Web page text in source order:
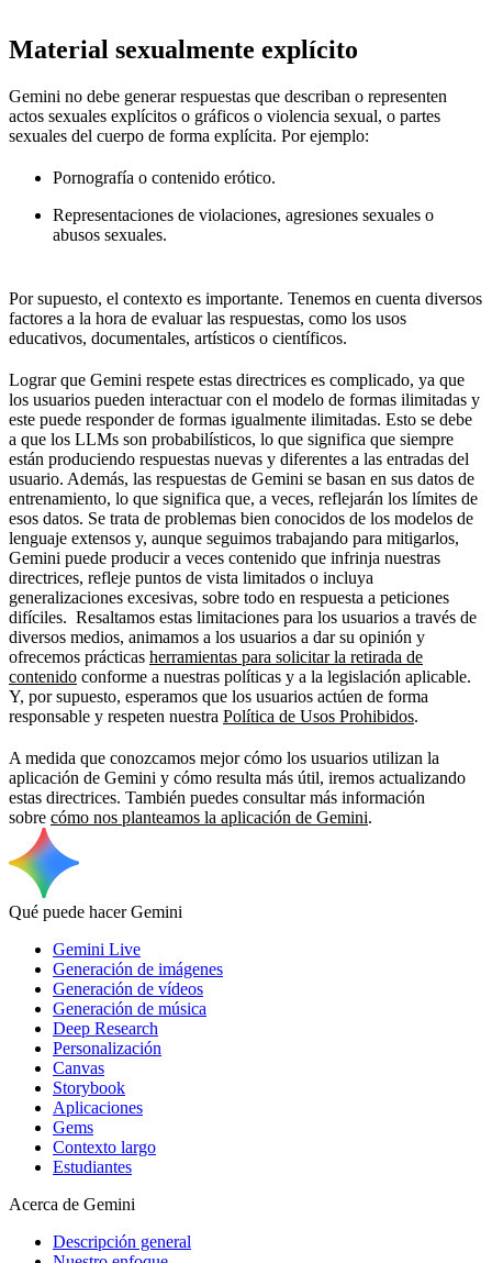
Material sexualmente explícito
Gemini no debe generar respuestas que describan o representen
actos sexuales explícitos o gráficos o violencia sexual, o partes
sexuales del cuerpo de forma explícita. Por ejemplo:
Pornografía o contenido erótico.
Representaciones de violaciones, agresiones sexuales o
abusos sexuales.
Por supuesto, el contexto es importante. Tenemos en cuenta diversos
factores a la hora de evaluar las respuestas, como los usos
educativos, documentales, artísticos o científicos.
Lograr que Gemini respete estas directrices es complicado, ya que
los usuarios pueden interactuar con el modelo de formas ilimitadas y
este puede responder de formas igualmente ilimitadas. Esto se debe
a que los LLMs son probabilísticos, lo que significa que siempre
están produciendo respuestas nuevas y diferentes a las entradas del
usuario. Además, las respuestas de Gemini se basan en sus datos de
entrenamiento, lo que significa que, a veces, reflejarán los límites de
esos datos. Se trata de problemas bien conocidos de los modelos de
lenguaje extensos y, aunque seguimos trabajando para mitigarlos,
Gemini puede producir a veces contenido que infrinja nuestras
directrices, refleje puntos de vista limitados o incluya
generalizaciones excesivas, sobre todo en respuesta a peticiones
difíciles. Resaltamos estas limitaciones para los usuarios a través de
diversos medios, animamos a los usuarios a dar su opinión y
ofrecemos prácticas herramientas para solicitar la retirada de
contenido conforme a nuestras políticas y a la legislación aplicable.
Y, por supuesto, esperamos que los usuarios actúen de forma
responsable y respeten nuestra Política de Usos Prohibidos.
A medida que conozcamos mejor cómo los usuarios utilizan la
aplicación de Gemini y cómo resulta más útil, iremos actualizando
estas directrices. También puedes consultar más información
sobre cómo nos planteamos la aplicación de Gemini.
Qué puede hacer Gemini
Gemini Live
Generación de imágenes
Generación de vídeos
Generación de música
Deep Research
Personalización
Canvas
Storybook
Aplicaciones
Gems
Contexto largo
Estudiantes
Acerca de Gemini
Descripción general